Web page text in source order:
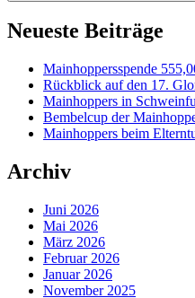
Neueste Beiträge
Mainhoppersspende
Rückblick auf den 17.
Mainhoppers in
Bembelcup der
Mainhoppers beim
Archiv
Juni 2026
Mai 2026
März 2026
Februar 2026
Januar 2026
November 2025